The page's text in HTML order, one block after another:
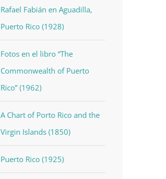
Rafael Fabián en Aguadilla,
Puerto Rico (1928)
Fotos en el libro “The
Commonwealth of Puerto
Rico” (1962)
A Chart of Porto Rico and the
Virgin Islands (1850)
Puerto Rico (1925)